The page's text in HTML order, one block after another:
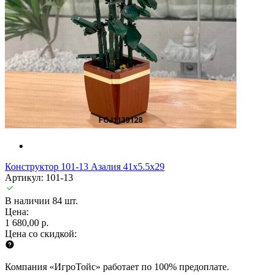
Конструктор 101-13 Азалия 41x5.5x29
Артикул: 101-13
В наличии 84 шт.
Цена:
1 680,00 р.
Цена со скидкой:
Компания «ИгроТойс» работает по 100% предоплате.